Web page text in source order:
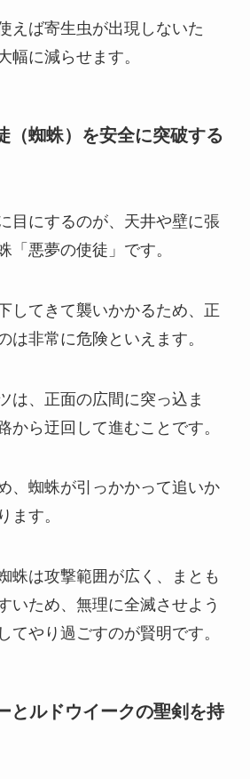
えば寄生虫が出現しないた
幅に減らせます。
（蜘蛛）を安全に突破する
目にするのが、天井や壁に張
「悪夢の使徒」です。
してきて襲いかかるため、正
は非常に危険といえます。
は、正面の広間に突っ込ま
から迂回して進むことです。
、蜘蛛が引っかかって追いか
ます。
蛛は攻撃範囲が広く、まとも
いため、無理に全滅させよう
てやり過ごすのが賢明です。
とルドウイークの聖剣を持